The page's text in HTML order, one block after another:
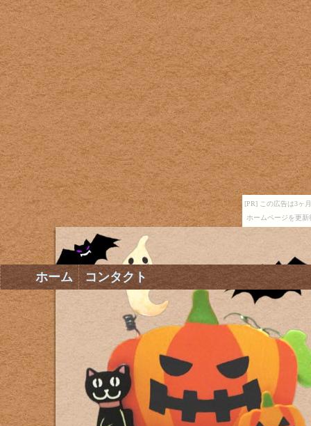
[PR] この広告は3ヶ
ホームページを更
ホーム コンタクト